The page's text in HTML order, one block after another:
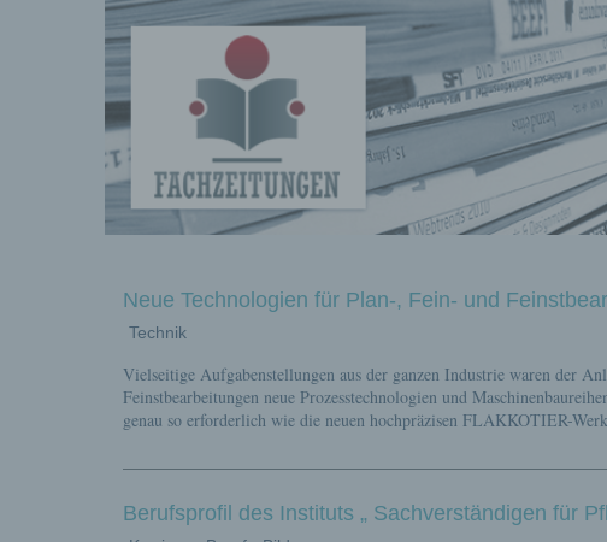
Projekte –
Fachbeiträge
Fachwissen
Neue Technologien für Plan-, Fein- und
Technik
Vielseitige Aufgabenstellungen aus der ganzen Industrie waren der
Feinstbearbeitungen neue Prozesstechnologien und
genau so erforderlich wie die neuen hochpräzisen FLAKKOTIER-
Berufsprofil des Instituts „ Sachverständigen für